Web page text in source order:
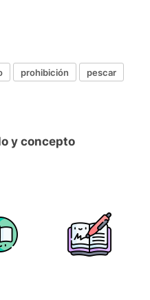
prohibición
pescar
y concepto